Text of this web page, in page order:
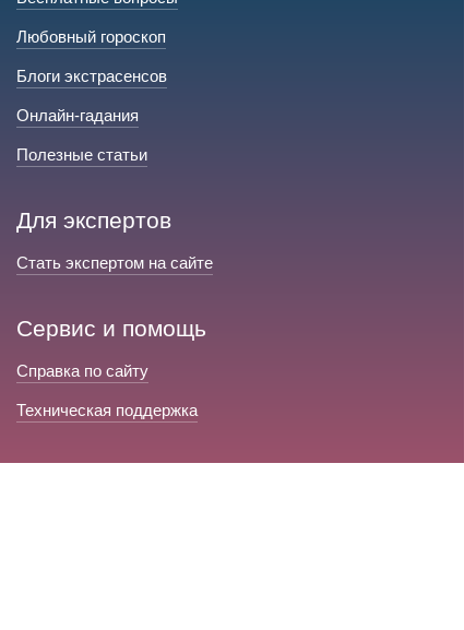
Любовный гороскоп
Блоги экстрасенсов
Онлайн-гадания
Полезные статьи
Для экспертов
Стать экспертом на сайте
Сервис и помощь
Справка по сайту
Техническая поддержка